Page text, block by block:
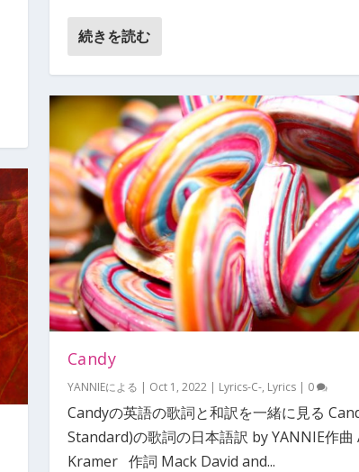
続きを読む
Candy
YANNIEによる | Oct 1, 2022| Lyrics-C-, Lyrics| 0
Candyの英語の歌詞と和訳を一緒に見る
Standard)の歌詞の日本語訳 by YANNIE作曲
Kramer 作詞 Mack David and...